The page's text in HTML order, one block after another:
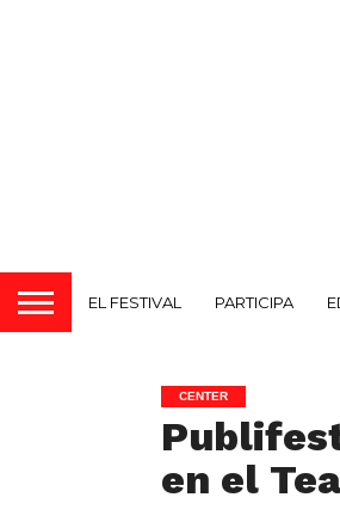
EL FESTIVAL PARTICIPA
CENTER
en el